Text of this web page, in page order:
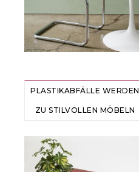
PLASTIKABFÄLLE WERDEN
ZU STILVOLLEN MÖBELN